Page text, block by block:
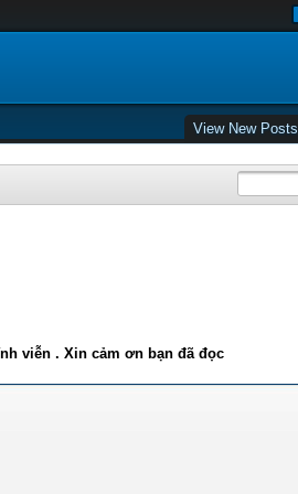
View New Posts
viễn . Xin cảm ơn bạn đã đọc